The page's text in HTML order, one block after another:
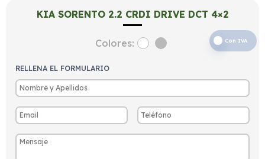
KIA SORENTO 2.2 CRDI DRIVE DCT 4×2
Con IVA
Colores:
RELLENA EL FORMULARIO